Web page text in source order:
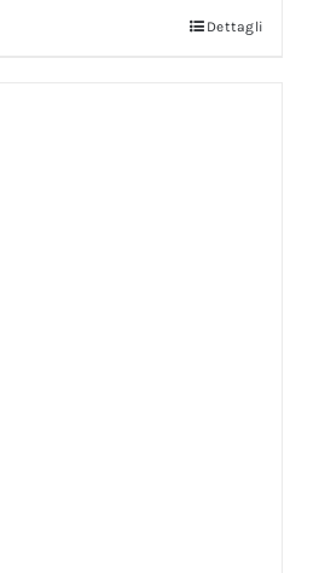
Dettagli